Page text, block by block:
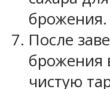
брожения.
После
брожения
чистую